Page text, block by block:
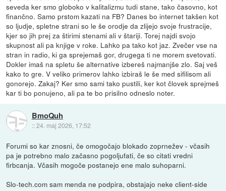
seveda ker smo globoko v kalitalizmu tudi stane, tako časovno, kot
finančno. Samo prstom kazati na FB? Danes bo internet takšen kot
so ljudje, spletne strani so le še orodje da zlijejo svoje frustracije,
kjer so jih prej za štirimi stenami ali v štariji. Torej najdi svojo
skupnost ali pa knjige v roke. Lahko pa tako kot jaz. Zvečer vse na
stran in radio, ki ga sprejemaš gor, drugega ti ne morem svetovati.
Dokler imaš na spletu še alternative izbereš najmanjše zlo. Saj veš
kako to gre. V veliko primerov lahko izbiraš le še med sifilisom ali
gonorejo. Zakaj? Ker smo sami tako pustili, ker kot človek sprejmeš
kar ti bo ponujeno, ali pa te bo prisilno odneslo noter.
BmoQuh
::24. maj 2026, 17:52
Forumi so kar znosni, če omogočajo blokado zoprnežev - včasih
pa je potrebno malo začasno pogoljufati, če so citati vredni
firbcanja. Včasih mogoče postanejo ene malo suhoparni.
Slo-tech.com sam menda ne podpira, obstajajo neke client-side